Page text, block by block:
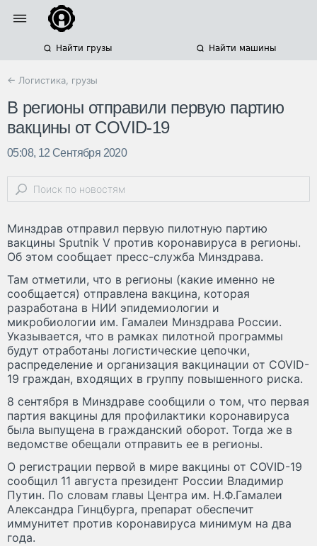
Найти грузы Найти машины
← Логистика, грузы
В регионы отправили первую партию
вакцины от COVID-19
05:08, 12 Сентября 2020
Минздрав отправил первую пилотную партию
вакцины Sputnik V против коронавируса в регионы.
Об этом сообщает пресс-служба Минздрава.
Там отметили, что в регионы (какие именно не
сообщается) отправлена вакцина, которая
разработана в НИИ эпидемиологии и
микробиологии им. Гамалеи Минздрава России.
Указывается, что в рамках пилотной программы
будут отработаны логистические цепочки,
распределение и организация вакцинации от COVID-
19 граждан, входящих в группу повышенного риска.
8 сентября в Минздраве сообщили о том, что первая
партия вакцины для профилактики коронавируса
была выпущена в гражданский оборот. Тогда же в
ведомстве обещали отправить ее в регионы.
О регистрации первой в мире вакцины от COVID-19
сообщил 11 августа президент России Владимир
Путин. По словам главы Центра им. Н.Ф.Гамалеи
Александра Гинцбурга, препарат обеспечит
иммунитет против коронавируса минимум на два
года.